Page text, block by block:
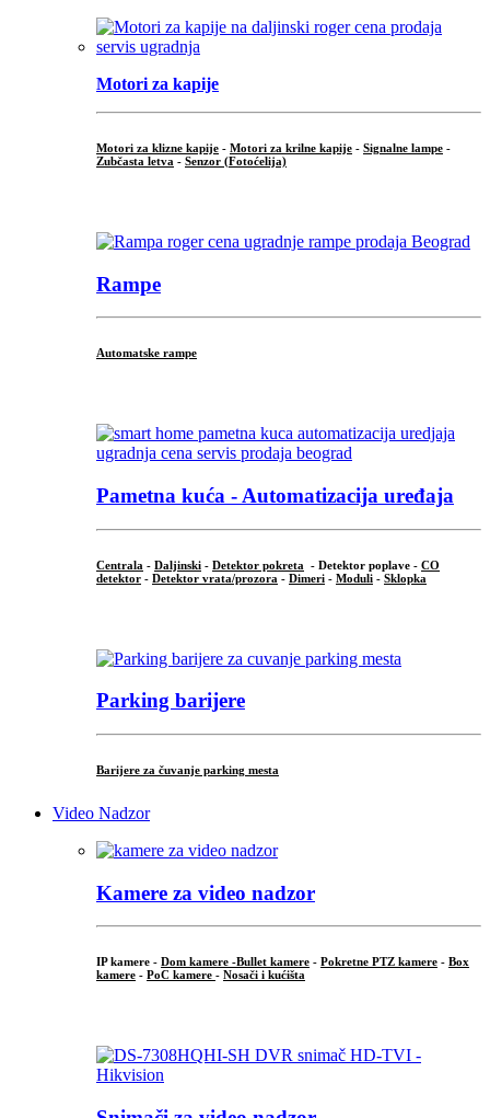
Motori za kapije
Motori za klizne kapije - Motori za krilne kapije - Signalne lampe -
Zubčasta letva - Senzor (Fotoćelija)
Rampe
Automatske rampe
Pametna kuća - Automatizacija uređaja
Centrala - Daljinski - Detektor pokreta - Detektor poplave - CO
detektor - Detektor vrata/prozora - Dimeri - Moduli - Sklopka
Parking barijere
Barijere za čuvanje parking mesta
Video Nadzor
Kamere za video nadzor
IP kamere - Dom kamere -Bullet kamere - Pokretne PTZ kamere - Box
kamere - PoC kamere - Nosači i kućišta